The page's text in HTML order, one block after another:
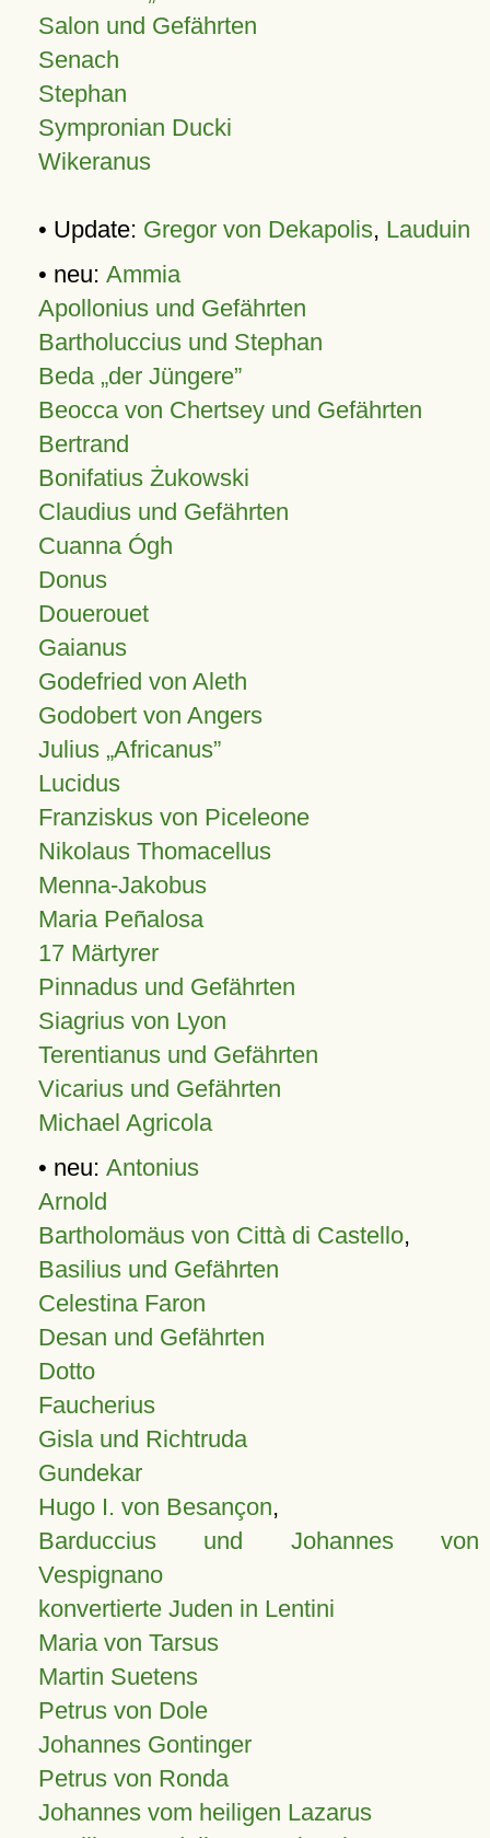
Salon und Gefährten
Senach
Stephan
Sympronian Ducki
Wikeranus
• Update: Gregor von Dekapolis, Lauduin
• neu: Ammia
Apollonius und Gefährten
Bartholuccius und Stephan
Beda „der Jüngere”
Beocca von Chertsey und Gefährten
Bertrand
Bonifatius Żukowski
Claudius und Gefährten
Cuanna Ógh
Donus
Douerouet
Gaianus
Godefried von Aleth
Godobert von Angers
Julius Africanus
Lucidus
Franziskus von Piceleone
Nikolaus Thomacellus
Menna-Jakobus
Maria Peñalosa
17 Märtyrer
Pinnadus und Gefährten
Siagrius von Lyon
Terentianus und Gefährten
Vicarius und Gefährten
Michael Agricola
• neu: Antonius
Arnold
Bartholomäus von Città di Castello,
Basilius und Gefährten
Celestina Faron
Desan und Gefährten
Dotto
Faucherius
Gisla und Richtruda
Gundekar
Hugo I. von Besançon,
Barduccius und Johannes von
Vespignano
konvertierte Juden in Lentini
Maria von Tarsus
Martin Suetens
Petrus von Dole
Johannes Gontinger
Petrus von Ronda
Johannes vom heiligen Lazarus